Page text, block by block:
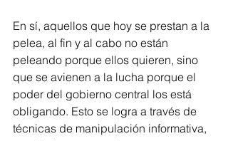
En sí, aquellos que hoy se prestan a la
pelea, al fin y al cabo no están
peleando porque ellos quieren, sino
que se avienen a la lucha porque el
poder del gobierno central los está
obligando. Esto se logra a través de
técnicas de manipulación informativa,